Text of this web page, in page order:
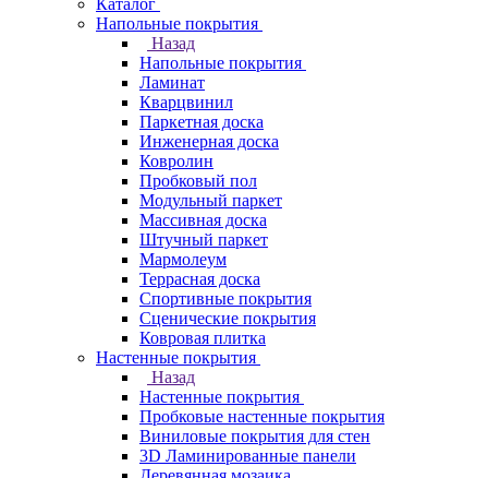
Каталог
Напольные покрытия
Назад
Напольные покрытия
Ламинат
Кварцвинил
Паркетная доска
Инженерная доска
Ковролин
Пробковый пол
Модульный паркет
Массивная доска
Штучный паркет
Мармолеум
Террасная доска
Спортивные покрытия
Сценические покрытия
Ковровая плитка
Настенные покрытия
Назад
Настенные покрытия
Пробковые настенные покрытия
Виниловые покрытия для стен
3D Ламинированные панели